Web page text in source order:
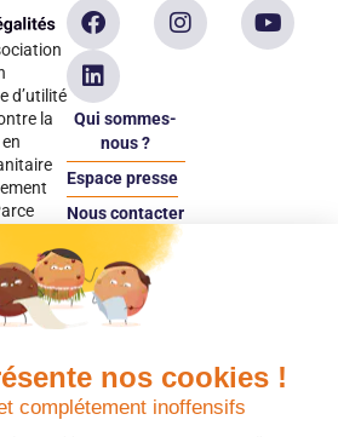
nos cookies !
complétement inoffensifs
d’utilité
la
met
cœur
Qui sommes-
nous ?
Espace presse
Nous contacter
Espace
donateur
? Donner en confiance
Vos dons sont